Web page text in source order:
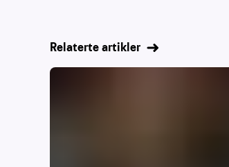
Relaterte artikler